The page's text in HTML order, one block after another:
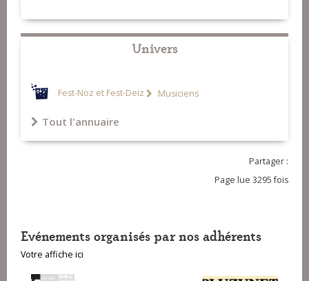
Univers
Fest-Noz et Fest-Deiz Musiciens
Tout l'annuaire
Partager :
Page lue 3295 fois
Evénements organisés par nos adhérents
Votre affiche ici